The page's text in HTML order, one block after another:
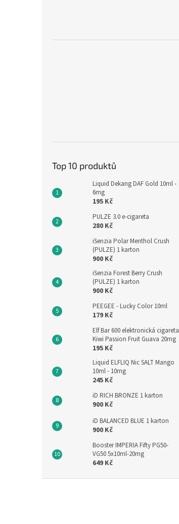
Top 10 produktů
Liquid Dekang DAF Gold 10ml -
6mg
195 Kč
PULZE 3.0 e-cigareta
280 Kč
iSenzia Polar Menthol Crush
(PULZE) 1 karton
900 Kč
iSenzia Forest Berry Crush
(PULZE) 1 karton
900 Kč
PEEGEE - Lucky Color 10ml
179 Kč
Elf Bar 600 elektronická cigareta
Kiwi Passion Fruit Guava 20mg
195 Kč
Liquid ELFLIQ Nic SALT Mango
10ml - 10mg
245 Kč
iD RICH BRONZE 1 karton
900 Kč
iD BALANCED BLUE 1 karton
900 Kč
Booster IMPERIA Fifty PG50-
VG50 5x10ml-20mg
649 Kč